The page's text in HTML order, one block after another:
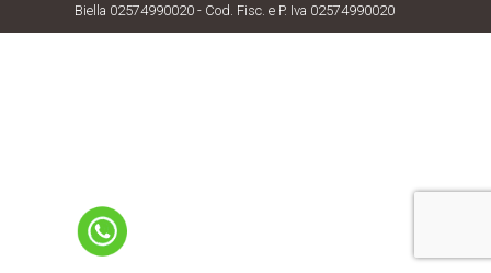
Biella 02574990020 - Cod. Fisc. e P. Iva 02574990020